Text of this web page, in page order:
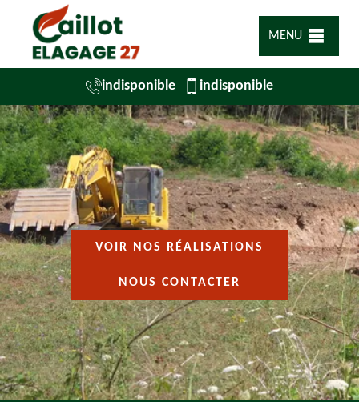
MENU
indisponible indisponible
VOIR NOS RÉALISATIONS
NOUS CONTACTER